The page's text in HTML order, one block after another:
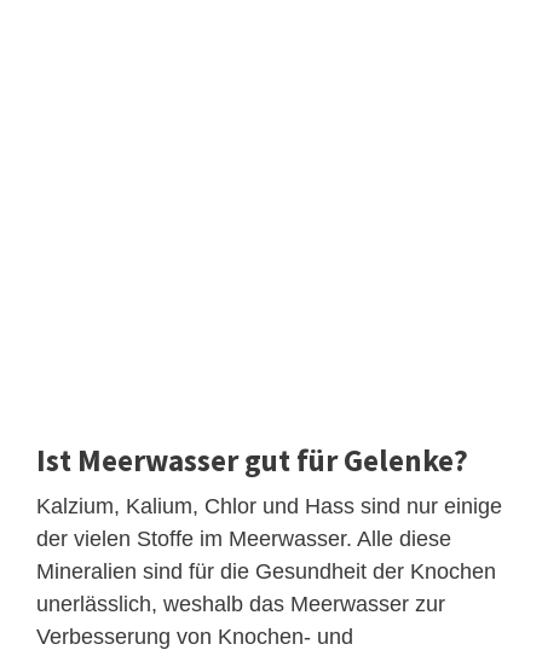
Ist Meerwasser gut für Gelenke?
Kalzium, Kalium, Chlor und Hass sind nur einige
der vielen Stoffe im Meerwasser. Alle diese
Mineralien sind für die Gesundheit der Knochen
unerlässlich, weshalb das Meerwasser zur
Verbesserung von Knochen- und